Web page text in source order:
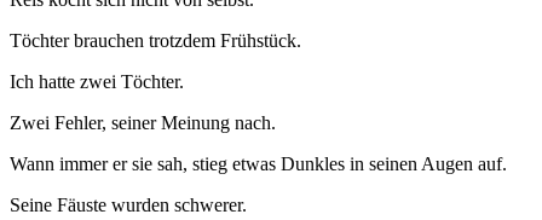
Töchter brauchen trotzdem Frühstück.
Ich hatte zwei Töchter.
Zwei Fehler, seiner Meinung nach.
Wann immer er sie sah, stieg etwas Dunkles in seinen Augen auf.
Seine Fäuste wurden schwerer.